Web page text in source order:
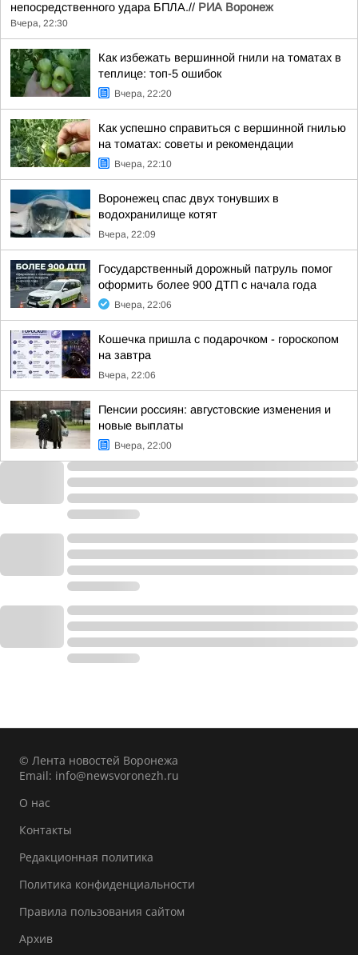
непосредственного удара БПЛА.// РИА Воронеж
Вчера, 22:30
Как избежать вершинной гнили на томатах в
теплице: топ-5 ошибок
Вчера, 22:20
Как успешно справиться с вершинной гнилью
на томатах: советы и рекомендации
Вчера, 22:10
Воронежец спас двух тонувших в
водохранилище котят
Вчера, 22:09
Государственный дорожный патруль помог
оформить более 900 ДТП с начала года
Вчера, 22:06
Кошечка пришла с подарочком - гороскопом
на завтра
Вчера, 22:06
Пенсии россиян: августовские изменения и
новые выплаты
Вчера, 22:00
© Лента новостей Воронежа
Email: info@newsvoronezh.ru
О нас
Контакты
Редакционная политика
Политика конфиденциальности
Правила пользования сайтом
Архив